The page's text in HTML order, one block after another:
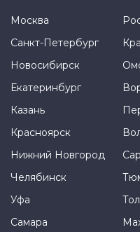
Москва
Санкт-Петербург
Новосибирск
Екатеринбург
Казань
Красноярск
Нижний Новгород
Челябинск
Уфа
Самара